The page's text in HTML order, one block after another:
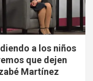
a los niños
que dejen
Martínez